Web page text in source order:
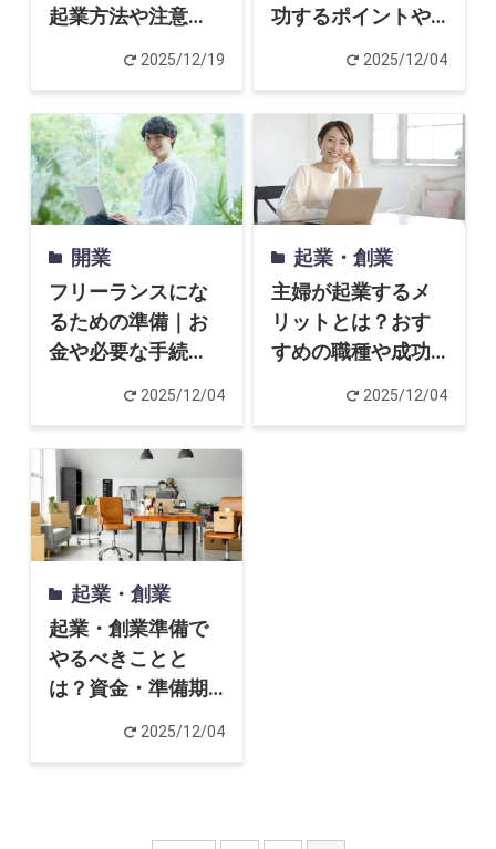
起業方法や注意
2025/12/19
功するポイントや
2025/12/04
開業
フリーランスにな
るための準備｜お
金や必要な手続
2025/12/04
起業・創業
主婦が起業するメ
リットとは？おす
すめの職種や成功
2025/12/04
起業・創業
起業・創業準備で
やるべきことと
は？資金・準備期
2025/12/04